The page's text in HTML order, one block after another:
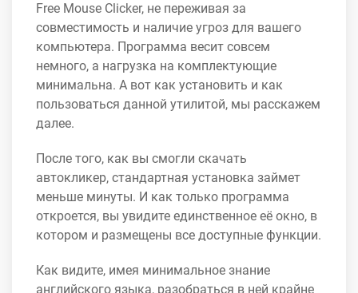
Free Mouse Clicker, не переживая за
совместимость и наличие угроз для вашего
компьютера. Программа весит совсем
немного, а нагрузка на комплектующие
минимальна. А вот как установить и как
пользоваться данной утилитой, мы расскажем
далее.
После того, как вы смогли скачать
автокликер, стандартная установка займет
меньше минуты. И как только программа
откроется, вы увидите единственное её окно, в
котором и размещены все доступные функции.
Как видите, имея минимальное знание
английского языка, разобраться в ней крайне